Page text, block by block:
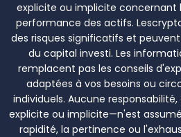
explicite ou implicite concernant
performance des actifs.
des risques significatifs et
du capital investi. Les
remplacent pas les conseils
adaptées à vos besoins ou
individuels. Aucune
explicite ou implicite—n'est
rapidité, la pertinence ou